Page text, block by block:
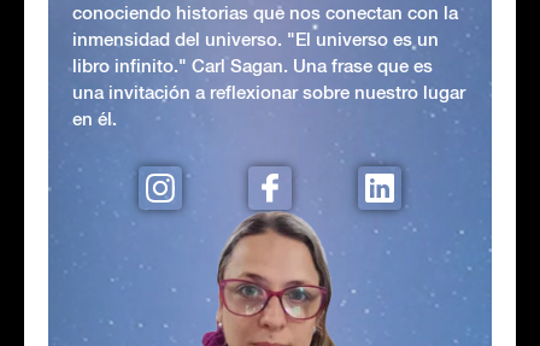
conociendo historias que nos conectan con la
inmensidad del universo. "El universo es un
libro infinito." Carl Sagan. Una frase que es
una invitación a reflexionar sobre nuestro lugar
en él.